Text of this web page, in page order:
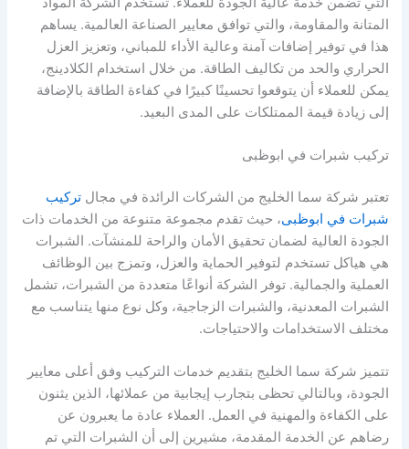
المتانة والمقاومة، والتي توافق معايير الصناعة العالمية. يساهم
هذا في توفير إضافات آمنة وعالية الأداء للمباني، وتعزيز العزل
الحراري والحد من تكاليف الطاقة. من خلال استخدام الكلادينج،
يمكن للعملاء أن يتوقعوا تحسينًا كبيرًا في كفاءة الطاقة بالإضافة
إلى زيادة قيمة الممتلكات على المدى البعيد.
تركيب شبرات في ابوظبى
تعتبر شركة سما الخليج من الشركات الرائدة في مجالتركيب
شبرات في ابوظبى، حيث تقدم مجموعة متنوعة من الخدمات ذات
الجودة العالية لضمان تحقيق الأمان والراحة للمنشآت. الشبرات
هي هياكل تستخدم لتوفير الحماية والعزل، وتمزج بين الوظائف
العملية والجمالية. توفر الشركة أنواعًا متعددة من الشبرات، تشمل
الشبرات المعدنية، والشبرات الزجاجية، وكل نوع منها يتناسب مع
مختلف الاستخدامات والاحتياجات.
تتميز شركة سما الخليج بتقديم خدمات التركيب وفق أعلى معايير
الجودة، وبالتالي تحظى بتجارب إيجابية من عملائها، الذين يثنون
على الكفاءة والمهنية في العمل. العملاء عادة ما يعبرون عن
رضاهم عن الخدمة المقدمة، مشيرين إلى أن الشبرات التي تم